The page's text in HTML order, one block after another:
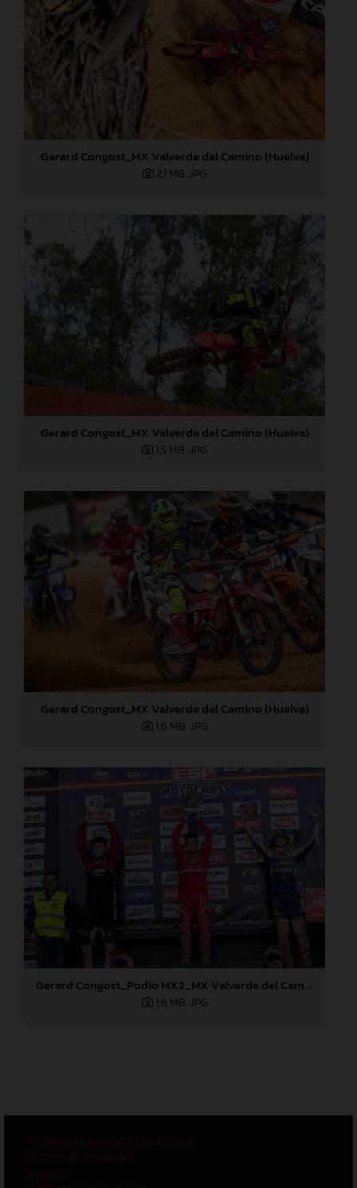
Gerard Congost_MX Valverde del Camino (Huelva)
2,1 MB .JPG
Gerard Congost_MX Valverde del Camino (Huelva)
1,5 MB .JPG
Gerard Congost_MX Valverde del Camino (Huelva)
1,6 MB .JPG
Gerard Congost_Podio MX2_MX Valverde del Camino (Huelva)
1,6 MB .JPG
Términos Generales y Condiciones
Política de privacidad
Imprimir